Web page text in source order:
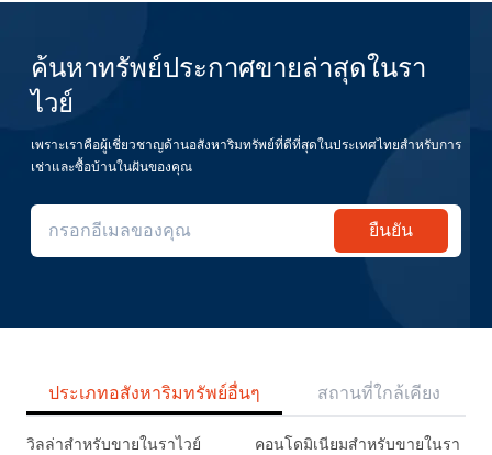
ค้นหาทรัพย์ประกาศขายล่าสุดในรา
ไวย์
เพราะเราคือผู้เชี่ยวชาญด้านอสังหาริมทรัพย์ที่ดีที่สุดในประเทศไทยสำหรับการ
เช่าและซื้อบ้านในฝันของคุณ
ยืนยัน
ประเภทอสังหาริมทรัพย์อื่นๆ สถานที่ใกล้เคียง
วิลล่าสำหรับขายในราไวย์
คอนโดมิเนียมสำหรับขายในรา